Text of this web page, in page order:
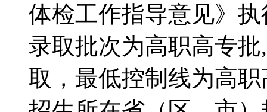
体检工作指导意见
录取批次为高职高专
取，最低控制线为高